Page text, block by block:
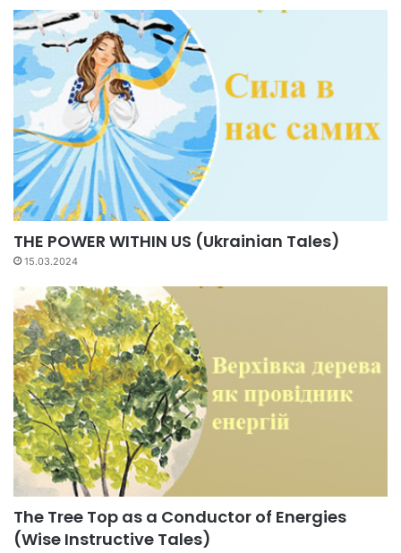
THE POWER WITHIN US (Ukrainian Tales)
15.03.2024
The Tree Top as a Conductor of Energies
(Wise Instructive Tales)